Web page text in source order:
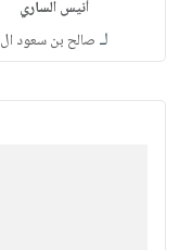
أنيس الساري
لـ صالح بن سعود ال